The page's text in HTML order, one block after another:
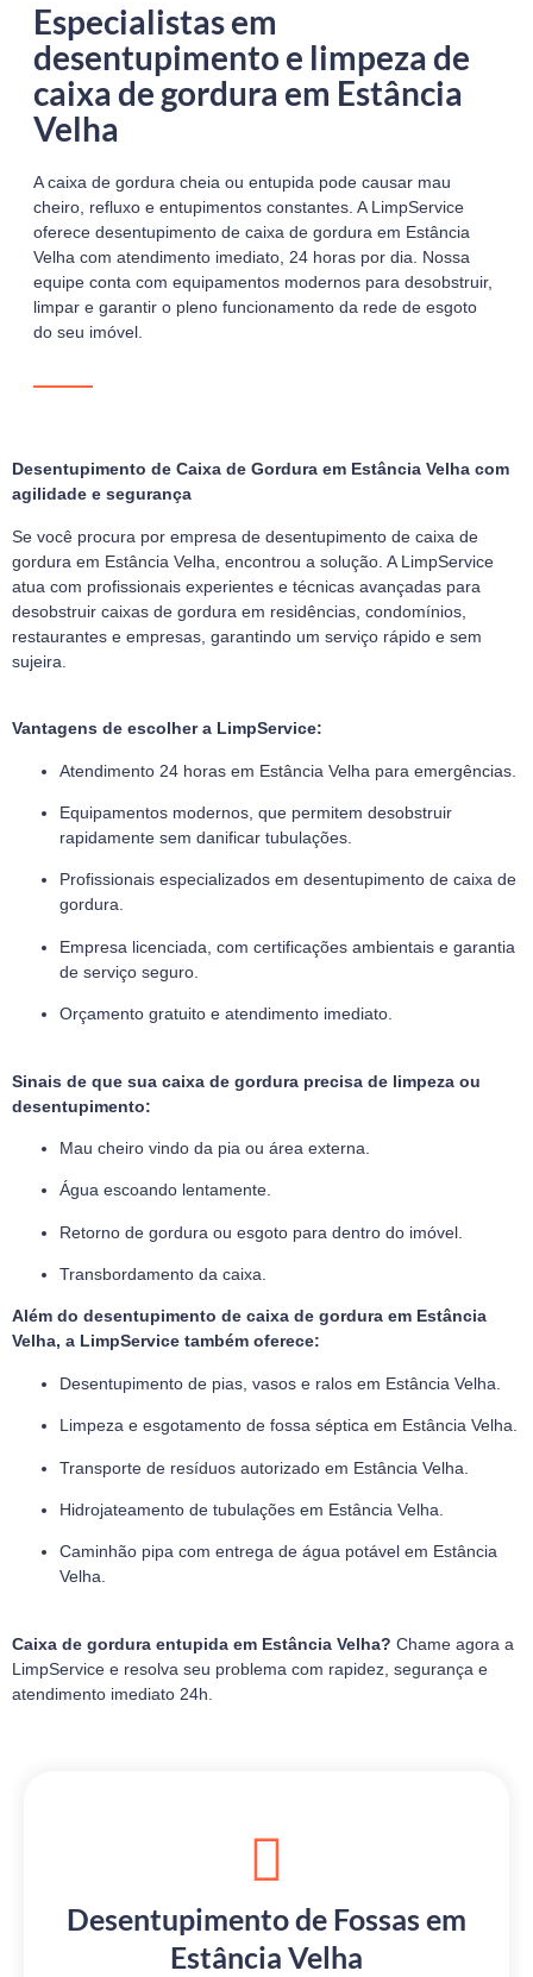
Especialistas em
desentupimento e limpeza de
caixa de gordura em Estância
Velha
A caixa de gordura cheia ou entupida pode causar mau
cheiro, refluxo e entupimentos constantes. A LimpService
oferece desentupimento de caixa de gordura em Estância
Velha com atendimento imediato, 24 horas por dia. Nossa
equipe conta com equipamentos modernos para desobstruir,
limpar e garantir o pleno funcionamento da rede de esgoto
do seu imóvel.
Desentupimento de Caixa de Gordura em Estância Velha com
agilidade e segurança
Se você procura por empresa de desentupimento de caixa de
gordura em Estância Velha, encontrou a solução. A LimpService
atua com profissionais experientes e técnicas avançadas para
desobstruir caixas de gordura em residências, condomínios,
restaurantes e empresas, garantindo um serviço rápido e sem
sujeira.
Vantagens de escolher a LimpService:
Atendimento 24 horas em Estância Velha para emergências.
Equipamentos modernos, que permitem desobstruir
rapidamente sem danificar tubulações.
Profissionais especializados em desentupimento de caixa de
gordura.
Empresa licenciada, com certificações ambientais e garantia
de serviço seguro.
Orçamento gratuito e atendimento imediato.
Sinais de que sua caixa de gordura precisa de limpeza ou
desentupimento:
Mau cheiro vindo da pia ou área externa.
Água escoando lentamente.
Retorno de gordura ou esgoto para dentro do imóvel.
Transbordamento da caixa.
Além do desentupimento de caixa de gordura em Estância
Velha, a LimpService também oferece:
Desentupimento de pias, vasos e ralos em Estância Velha.
Limpeza e esgotamento de fossa séptica em Estância Velha.
Transporte de resíduos autorizado em Estância Velha.
Hidrojateamento de tubulações em Estância Velha.
Caminhão pipa com entrega de água potável em Estância
Velha.
Caixa de gordura entupida em Estância Velha? Chame agora a
LimpService e resolva seu problema com rapidez, segurança e
atendimento imediato 24h.
Desentupimento de Fossas em
Estância Velha